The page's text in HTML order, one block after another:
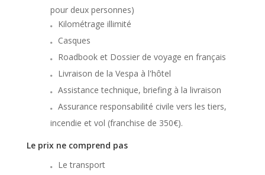
pour deux personnes)
Kilométrage illimité
Casques
Roadbook et Dossier de voyage en français
Livraison de la Vespa à l'hôtel
Assistance technique, briefing à la livraison
Assurance responsabilité civile vers les tiers,
incendie et vol (franchise de 350€).
Le prix ne comprend pas
Le transport